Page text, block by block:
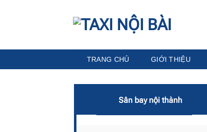
TRANG CHỦ GIỚI THIỆU
Sân bay nội thành